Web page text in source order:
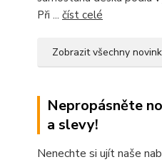
Při ... číst celé
Zobrazit všechny
Nepropásněte
a slevy!
Nenechte si ujít naše